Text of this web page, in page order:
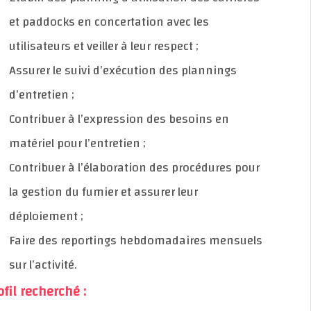
et paddocks en concertation avec les
utilisateurs et veiller à leur respect ;
Assurer le suivi d’exécution des plannings
d’entretien ;
Contribuer à l’expression des besoins en
matériel pour l’entretien ;
Contribuer à l’élaboration des procédures pour
la gestion du fumier et assurer leur
déploiement ;
Faire des reportings hebdomadaires mensuels
sur l’activité.
Profil recherché :